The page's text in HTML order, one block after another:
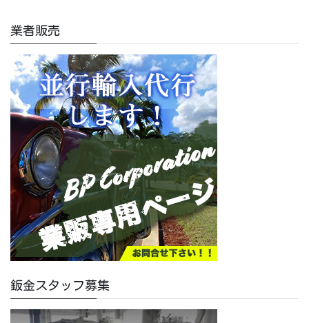
業者販売
鈑金スタッフ募集